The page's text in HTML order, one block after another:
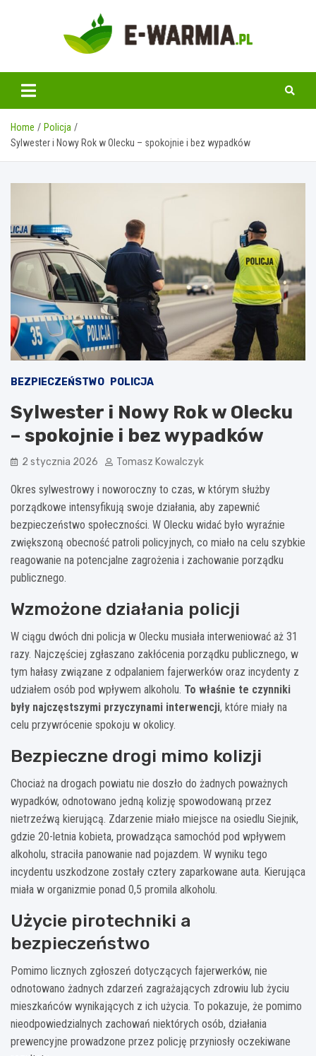
www.e-warmia.pl
Home
Policja
Sylwester i Nowy Rok w Olecku – spokojnie i bez wypadków
BEZPIECZEŃSTWO POLICJA
Sylwester i Nowy Rok w Olecku
– spokojnie i bez wypadków
2 stycznia 2026 Tomasz Kowalczyk
Okres sylwestrowy i noworoczny to czas, w którym służby
porządkowe intensyfikują swoje działania, aby zapewnić
bezpieczeństwo społeczności. W Olecku widać było wyraźnie
zwiększoną obecność patroli policyjnych, co miało na celu szybkie
reagowanie na potencjalne zagrożenia i zachowanie porządku
publicznego.
Wzmożone działania policji
W ciągu dwóch dni policja w Olecku musiała interweniować aż 31
razy. Najczęściej zgłaszano zakłócenia porządku publicznego, w
tym hałasy związane z odpalaniem fajerwerków oraz incydenty z
udziałem osób pod wpływem alkoholu. To właśnie te czynniki
były najczęstszymi przyczynami interwencji, które miały na
celu przywrócenie spokoju w okolicy.
Bezpieczne drogi mimo kolizji
Chociaż na drogach powiatu nie doszło do żadnych poważnych
wypadków, odnotowano jedną kolizję spowodowaną przez
nietrzeźwą kierującą. Zdarzenie miało miejsce na osiedlu Siejnik,
gdzie 20-letnia kobieta, prowadząca samochód pod wpływem
alkoholu, straciła panowanie nad pojazdem. W wyniku tego
incydentu uszkodzone zostały cztery zaparkowane auta. Kierująca
miała w organizmie ponad 0,5 promila alkoholu.
Użycie pirotechniki a
bezpieczeństwo
Pomimo licznych zgłoszeń dotyczących fajerwerków, nie
odnotowano żadnych zdarzeń zagrażających zdrowiu lub życiu
mieszkańców wynikających z ich użycia. To pokazuje, że pomimo
nieodpowiedzialnych zachowań niektórych osób, działania
prewencyjne prowadzone przez policję przyniosły oczekiwane